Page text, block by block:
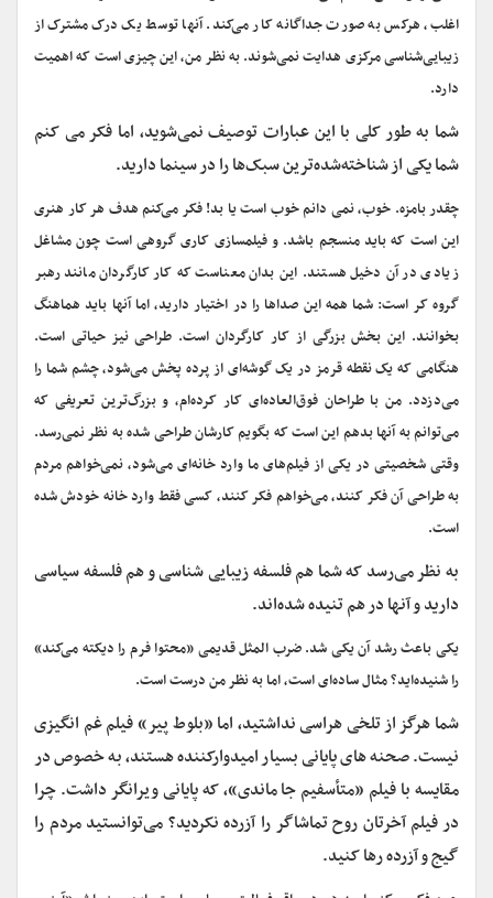
اغلب، هرکس به صورت جداگانه کار می‌کند. آنها توسط یک درک مشترک از
زیبایی‌شناسی مرکزی هدایت نمی‌شوند. به نظر من، این چیزی است که اهمیت
دارد.
شما به طور کلی با این عبارات توصیف نمی‌شوید، اما فکر می‌ کنم
شما یکی از شناخته‌شده‌ترین سبک‌ها را در سینما دارید.
چقدر بامزه. خوب، نمی دانم خوب است یا بد! فکر می‌کنم هدف هر کار هنری
این است که باید منسجم باشد. و فیلمسازی کاری گروهی است چون مشاغل
زیادی در آن دخیل هستند. این بدان معناست که کار کارگردان مانند رهبر
گروه کر است: شما همه این صداها را در اختیار دارید، اما آنها باید هماهنگ
بخوانند. این بخش بزرگی از کار کارگردان است. طراحی نیز حیاتی است.
هنگامی که یک نقطه قرمز در یک گوشه‌ای از پرده پخش می‌شود، چشم شما را
می‌دزدد. من با طراحان فوق‌العاده‌ای کار کرده‌ام، و بزرگ‌ترین تعریفی که
می‌توانم به آنها بدهم این است که بگویم کارشان طراحی شده به نظر نمی‌رسد.
وقتی شخصیتی در یکی از فیلم‌های ما وارد خانه‌ای می‌شود، نمی‌خواهم مردم
به طراحی آن فکر کنند، می‌خواهم فکر کنند، کسی فقط وارد خانه خودش شده
است.
به نظر می‌رسد که شما هم فلسفه زیبایی شناسی و هم فلسفه سیاسی
دارید و آنها در هم تنیده شده‌اند.
یکی باعث رشد آن یکی شد. ضرب المثل قدیمی «محتوا فرم را دیکته می‌کند»
را شنیده‌اید؟ مثال ساده‌ای است، اما به نظر من درست است.
شما هرگز از تلخی هراسی نداشتید، اما «بلوط پیر» فیلم غم انگیزی
نیست. صحنه های پایانی بسیار امیدوارکننده هستند، به خصوص در
مقایسه با فیلم «متأسفیم جا ماندی»، که پایانی ویرانگر داشت. چرا
در فیلم آخرتان روح تماشاگر را آزرده نکردید؟ می‌توانستید مردم را
گیج و آزرده رها کنید.